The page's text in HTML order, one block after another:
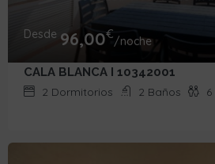
Desde 96,00€/noche
CALA BLANCA I 10342001
2 Dormitorios 2 Baños 6